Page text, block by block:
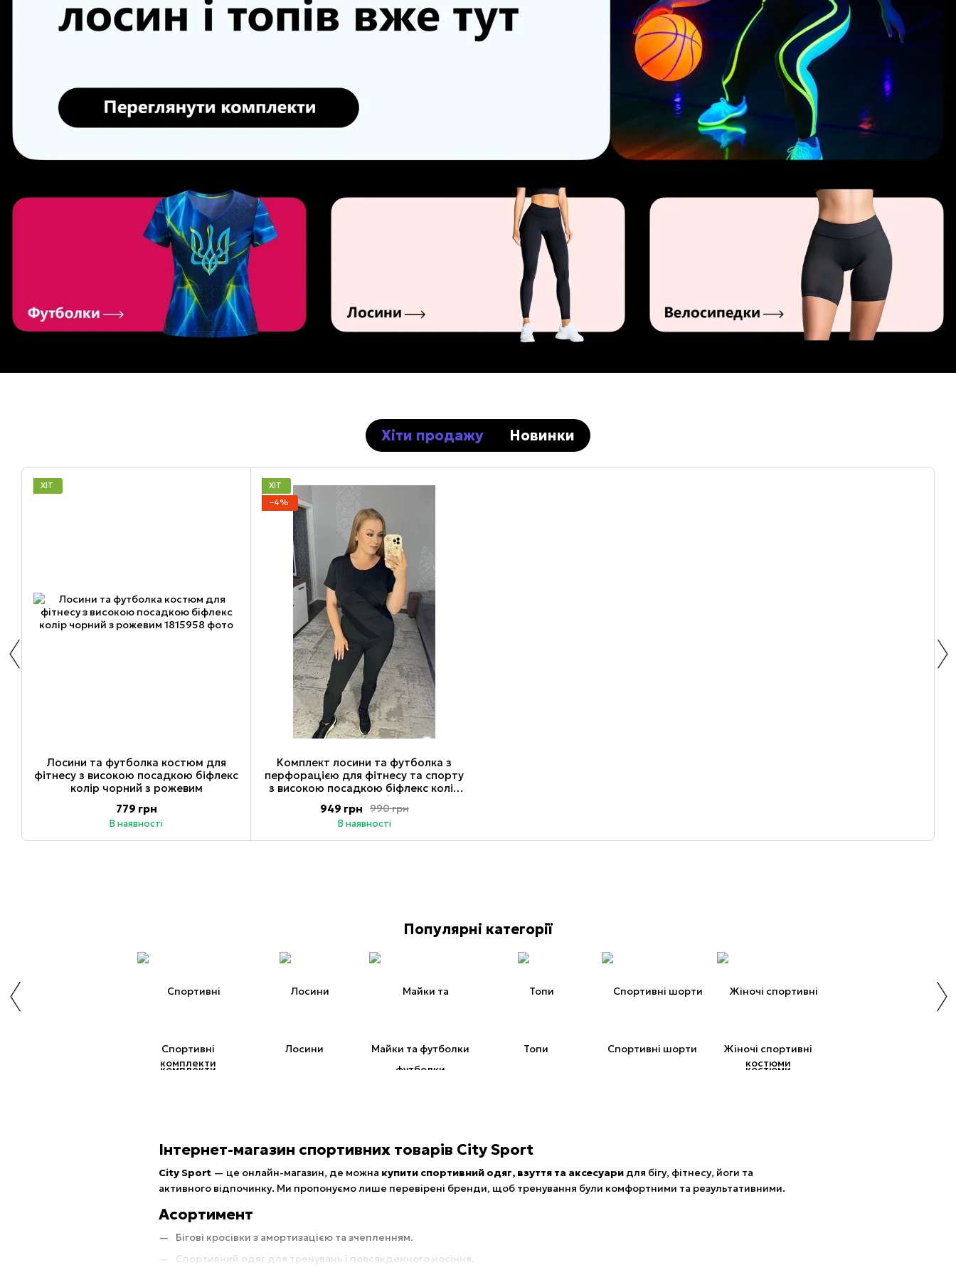
Хіти продажу Новинки
ХІТ
Лосини та футболка костюм для
фітнесу з високою посадкою біфлекс
колір чорний з рожевим
779 грн
В наявності
ХІТ
−4%
Комплект лосини та футболка з
перфорацією для фітнесу та спорту
з високою посадкою біфлекс колір
чорний (5274) 2XL
990 грн
949 грн
В наявності
Популярні категорії
Спортивні
комплекти
Лосини Майки та футболки Топи Спортивні шорти
Жіночі спортивні
костюми
Інтернет-магазин спортивних товарів City Sport
City Sport— це онлайн-магазин, де можна купити спортивний одяг, взуття та аксесуаридля бігу, фітнесу, йоги та
активного відпочинку. Ми пропонуємо лише перевірені бренди, щоб тренування були комфортними та результативними.
Асортимент
Бігові кросівки з амортизацією та зчепленням.
Спортивний одяг для тренувань і повсякденного носіння.